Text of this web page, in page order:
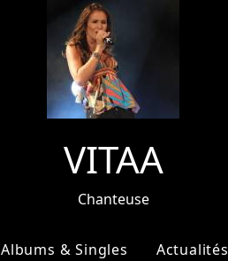
VITAA
Chanteuse
Albums & Singles Actualités